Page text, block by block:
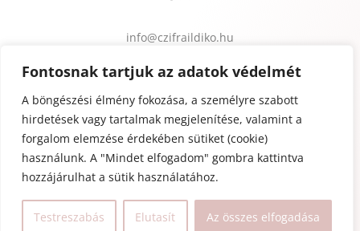
Fontosnak tartjuk az adatok védelmét
A böngészési élmény fokozása, a személyre szabott
hirdetések vagy tartalmak megjelenítése, valamint a
forgalom elemzése érdekében sütiket (cookie)
használunk. A "Mindet elfogadom" gombra kattintva
hozzájárulhat a sütik használatához.
Testreszabás Elutasít Az összes elfogadása
info@czifraildiko.hu
Adatkezelési tájékoztató
ÁSZF